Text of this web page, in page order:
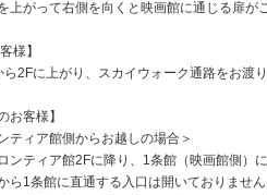
がって右側を向くと映画館に通じる扉が
様】
2Fに上がり、スカイウォーク通路をお渡り
お客様】
ティア館側からお越しの場合＞
ンティア館2Fに降り、1条館（映画館側）に
1条館に直通する入口は開いておりません